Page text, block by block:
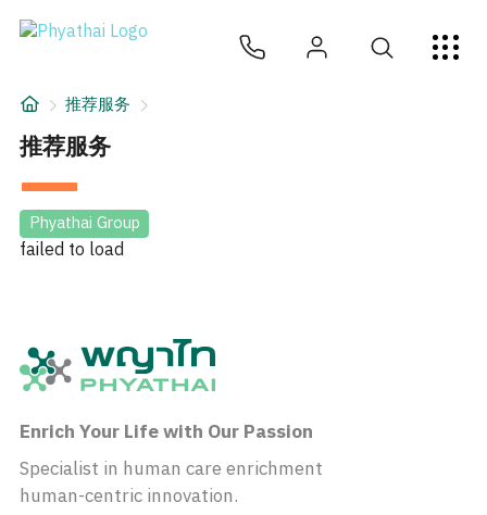
ZH ไทย English
文章
关于我们
医院分院
推荐服务
推荐服务
Phyathai Group
failed to load
Enrich Your Life with Our Passion
Specialist in human care enrichment
human-centric innovation.